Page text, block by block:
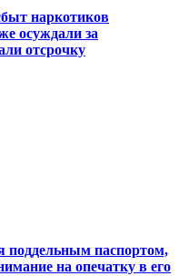
наркотиков
осуждали за
отсрочку
поддельным паспортом,
на опечатку в его